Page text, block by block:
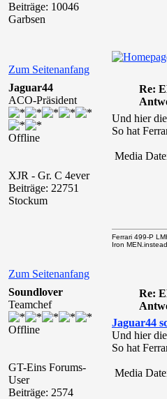
Beiträge: 10046
Garbsen
Zum Seitenanfang
Jaguar44
ACO-Präsident
Offline
XJR - Gr. C 4ever
Beiträge: 22751
Stockum
Re:
Und hier
So hat
Media
Zum Seitenanfang
Ferrari 499-P
Iron
Soundlover
Teamchef
Offline
GT-Eins Forums-
User
Beiträge: 2574
Re:
Jaguar44
Und hier
So hat
Media